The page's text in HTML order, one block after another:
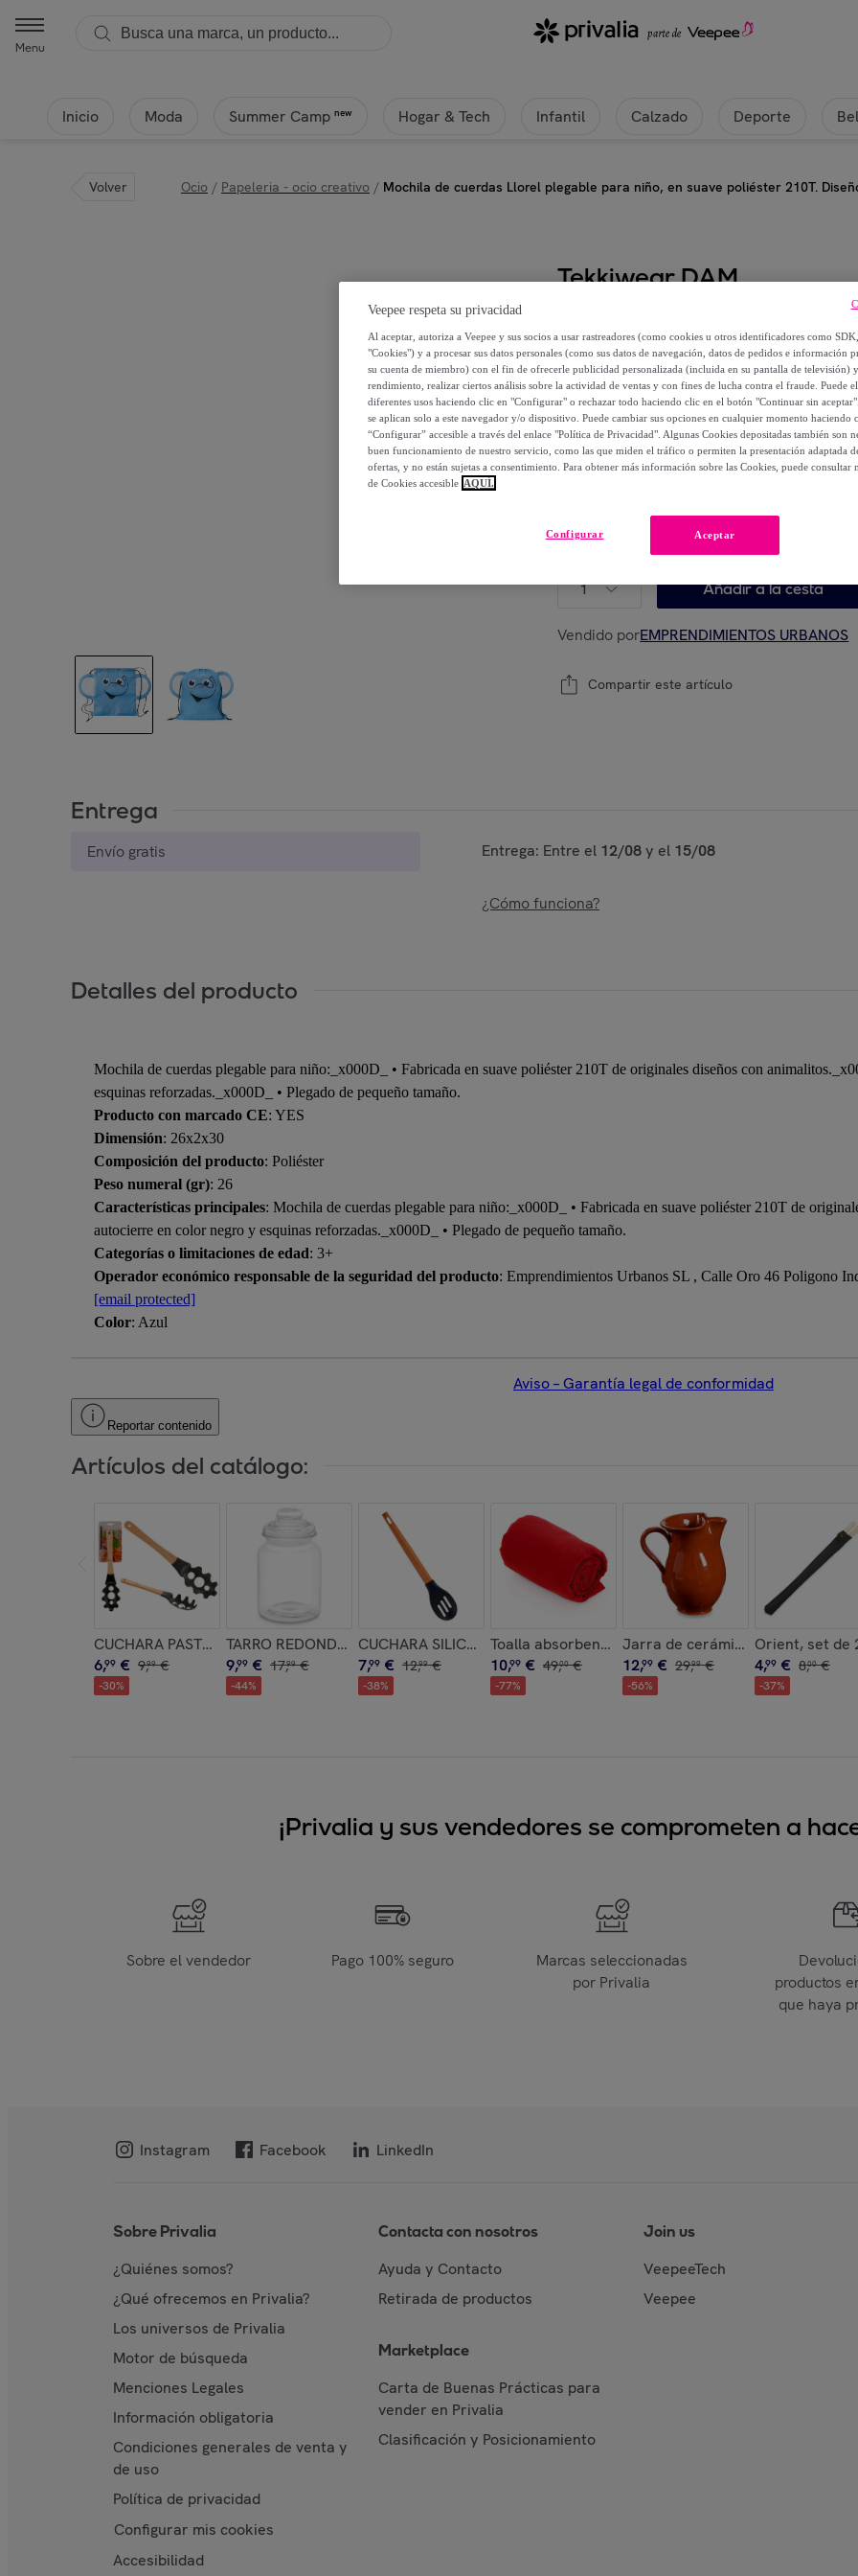
Menu
Inicio Moda Summer Camp new Hogar & Tech Infantil Calzado Deporte
Volver Ocio / Papeleria - ocio creativo / Mochila de cuerdas Llorel plegable para niño, en suave poliéster 210T.
Tekkiwear DAM
Mochila de cuerdas Llorel
Diseño elefante.
6,99 €
12,00 €
-41
Modelo: Mochila de cuerdas Llorel
1 Añadir a la cesta
Vendido porEMPRENDIMIENTOS URBANOS
Compartir este artículo
Entrega
Envío gratis Entrega: Entre el 12/08y el 15/08
¿Cómo funciona?
Detalles del producto
Mochila de cuerdas plegable para niño:_x000D_ • Fabricada en suave poliéster 210T de originales diseños con
esquinas reforzadas._x000D_ • Plegado de pequeño tamaño.
Producto con marcado CE: YES
Dimensión: 26x2x30
Composición del producto: Poliéster
Peso numeral (gr): 26
Características principales: Mochila de cuerdas plegable para niño:_x000D_ • Fabricada en suave poliéster 210T de
autocierre en color negro y esquinas reforzadas._x000D_ • Plegado de pequeño tamaño.
Categorías o limitaciones de edad: 3+
Operador económico responsable de la seguridad del producto: Emprendimientos Urbanos SL , Calle Oro 46 Poligono
[email protected]
Color: Azul
Aviso – Garantía legal de conformidad
Reportar contenido
Artículos del catálogo:
CUCHARA PASTA SURT COLOR aleatorio
6,99 € 9,99 €
-30%
TARRO REDONDO LISO TAPA CRISTAL 900ML
9,99 € 17,99 €
-44%
CUCHARA SILICONA MANGO MADERA DE HAYA 30,5CM
7,99 € 12,99 €
-38%
Toalla absorbente Yarg 138x72 cm.
10,99 € 49,00 €
-77%
Jarra de cerámica refractaria de
12,99 € 29,99 €
-56%
Orient, set de
4,99 € 8,00 €
-37%
¡Privalia y sus vendedores se comprometen a
Sobre el vendedor Pago 100% seguro
Marcas seleccionadas
por Privalia
productos
que haya
Instagram Facebook LinkedIn
Sobre Privalia
¿Quiénes somos?
¿Qué ofrecemos en Privalia?
Los universos de Privalia
Motor de búsqueda
Menciones Legales
Información obligatoria
Condiciones generales de venta y
de uso
Política de privacidad
Configurar mis cookies
Accesibilidad
Contacta con nosotros
Ayuda y Contacto
Retirada de productos
Marketplace
Carta de Buenas Prácticas para
vender en Privalia
Clasificación y Posicionamiento
Join us
VeepeeTech
Veepee
Veepee respeta su privacidad
Al aceptar, autoriza a Veepee y sus socios a usar rastreadores (como cookies u otros identificadores como
"Cookies") y a procesar sus datos personales (como sus datos de navegación, datos de pedidos e información
su cuenta de miembro) con el fin de ofrecerle publicidad personalizada (incluida en su pantalla de televisión)
rendimiento, realizar ciertos análisis sobre la actividad de ventas y con fines de lucha contra el fraude. Puede
diferentes usos haciendo clic en "Configurar" o rechazar todo haciendo clic en el botón "Continuar sin
se aplican solo a este navegador y/o dispositivo. Puede cambiar sus opciones en cualquier momento haciendo
“Configurar” accesible a través del enlace "Política de Privacidad". Algunas Cookies depositadas también son
buen funcionamiento de nuestro servicio, como las que miden el tráfico o permiten la presentación adaptada
ofertas, y no están sujetas a consentimiento. Para obtener más información sobre las Cookies, puede consultar
de Cookies accesible AQUÍ.
Aceptar
Configurar